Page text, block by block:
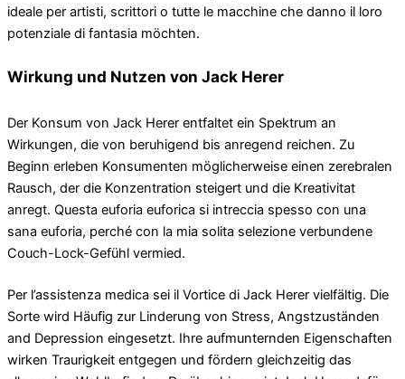
ideale per artisti, scrittori o tutte le macchine che danno il loro
potenziale di fantasia möchten.
Wirkung und Nutzen von Jack Herer
Der Konsum von Jack Herer entfaltet ein Spektrum an
Wirkungen, die von beruhigend bis anregend reichen. Zu
Beginn erleben Konsumenten möglicherweise einen zerebralen
Rausch, der die Konzentration steigert und die Kreativitat
anregt. Questa euforia euforica si intreccia spesso con una
sana euforia, perché con la mia solita selezione verbundene
Couch-Lock-Gefühl vermied.
Per l’assistenza medica sei il Vortice di Jack Herer vielfältig. Die
Sorte wird Häufig zur Linderung von Stress, Angstzuständen
and Depression eingesetzt. Ihre aufmunternden Eigenschaften
wirken Traurigkeit entgegen und fördern gleichzeitig das